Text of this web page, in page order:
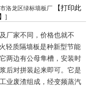
洛龙区绿标墙板厂
【打印此
]
厂家不同，价格也就不
轻质隔墙板是种新型节能
两边有公母隼槽，安装时
后对拼装起来即可。它是
业废渣组成，经变频蒸汽